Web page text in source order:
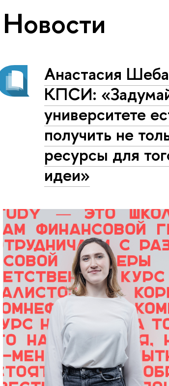
Новости
Анастасия
КПСИ:
университете
получить не
ресурсы для
идеи»